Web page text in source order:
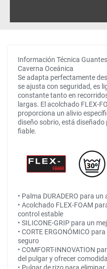
Información Técnica
Caverna Oceánica
Se adapta perfectamente
se ajusta con seguridad, es
constante tanto en
largas. El acolchado FLEX-
proporciona un alivio
diseño sobrio, está
fiable.
• Palma DURADERO para
• Acolchado FLEX-FOAM
control estable
• SILICONE-GRIP para un
• CORTE ERGONÓMICO
seguro
• COMFORT-INNOVATION
del pulgar y ofrecer